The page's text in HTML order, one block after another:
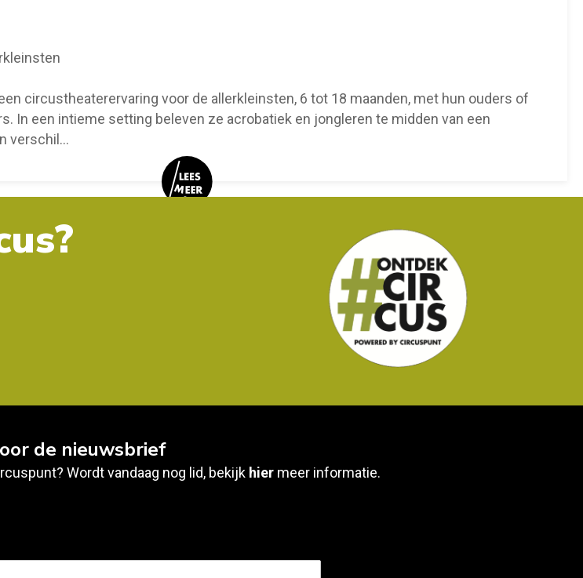
circustheaterervaring voor de allerkleinsten, 6 tot 18 maanden, met hun ouders of
In een intieme setting beleven ze acrobatiek en jongleren te midden van een
verschil...
de nieuwsbrief
Wordt vandaag nog lid, bekijk hier meer informatie.